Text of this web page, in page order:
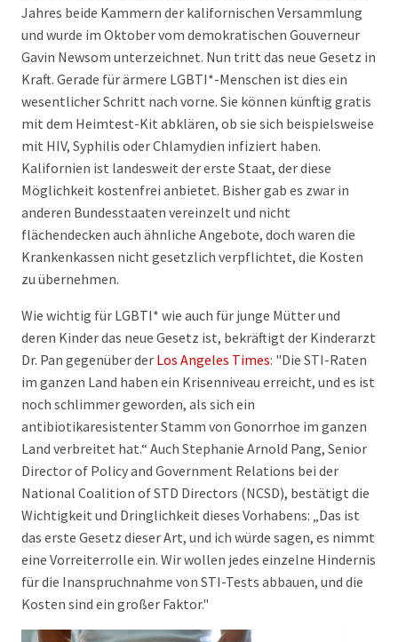
Jahres beide Kammern der kalifornischen Versammlung
und wurde im Oktober vom demokratischen Gouverneur
Gavin Newsom unterzeichnet. Nun tritt das neue Gesetz in
Kraft. Gerade für ärmere LGBTI*-Menschen ist dies ein
wesentlicher Schritt nach vorne. Sie können künftig gratis
mit dem Heimtest-Kit abklären, ob sie sich beispielsweise
mit HIV, Syphilis oder Chlamydien infiziert haben.
Kalifornien ist landesweit der erste Staat, der diese
Möglichkeit kostenfrei anbietet. Bisher gab es zwar in
anderen Bundesstaaten vereinzelt und nicht
flächendecken auch ähnliche Angebote, doch waren die
Krankenkassen nicht gesetzlich verpflichtet, die Kosten
zu übernehmen.
Wie wichtig für LGBTI* wie auch für junge Mütter und
deren Kinder das neue Gesetz ist, bekräftigt der Kinderarzt
Dr. Pan gegenüber der Los Angeles Times: "Die STI-Raten
im ganzen Land haben ein Krisenniveau erreicht, und es ist
noch schlimmer geworden, als sich ein
antibiotikaresistenter Stamm von Gonorrhoe im ganzen
Land verbreitet hat.“ Auch Stephanie Arnold Pang, Senior
Director of Policy and Government Relations bei der
National Coalition of STD Directors (NCSD), bestätigt die
Wichtigkeit und Dringlichkeit dieses Vorhabens: „Das ist
das erste Gesetz dieser Art, und ich würde sagen, es nimmt
eine Vorreiterrolle ein. Wir wollen jedes einzelne Hindernis
für die Inanspruchnahme von STI-Tests abbauen, und die
Kosten sind ein großer Faktor."